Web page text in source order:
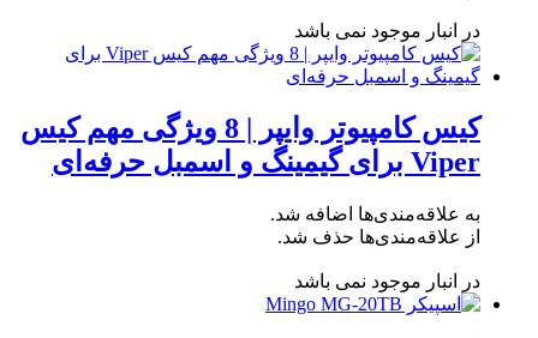
در انبار موجود نمی باشد
کیس کامپیوتر وایپر | 8 ویژگی مهم کیس
Viper برای گیمینگ و اسمبل حرفه‌ای
به علاقه‌مندی‌ها اضافه شد.
از علاقه‌مندی‌ها حذف شد.
در انبار موجود نمی باشد